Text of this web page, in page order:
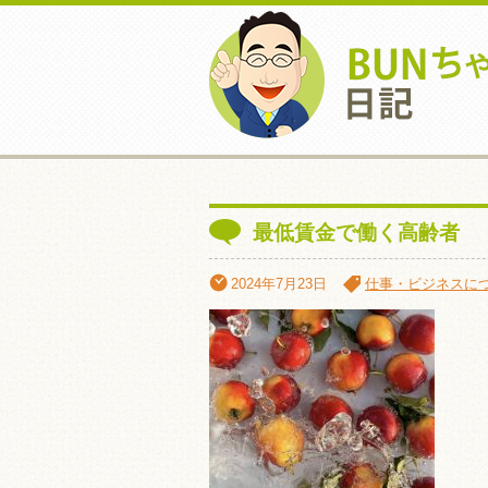
最低賃金で働く高齢者
2024年7月23日 仕事・ビジネスに